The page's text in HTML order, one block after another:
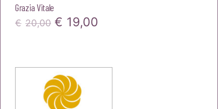
Grazia Vitale
€ 20,00 Il
era:
€20,00.
€ 19,00